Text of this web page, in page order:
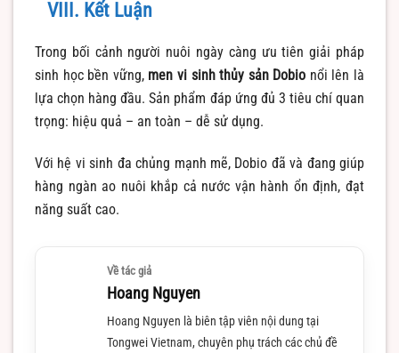
VIII. Kết Luận
Trong bối cảnh người nuôi ngày càng ưu tiên giải pháp
sinh học bền vững, men vi sinh thủy sản Dobio nổi lên là
lựa chọn hàng đầu. Sản phẩm đáp ứng đủ 3 tiêu chí quan
trọng: hiệu quả – an toàn – dễ sử dụng.
Với hệ vi sinh đa chủng mạnh mẽ, Dobio đã và đang giúp
hàng ngàn ao nuôi khắp cả nước vận hành ổn định, đạt
năng suất cao.
Về tác giả
Hoang Nguyen
Hoang Nguyen là biên tập viên nội dung tại
Tongwei Vietnam, chuyên phụ trách các chủ đề